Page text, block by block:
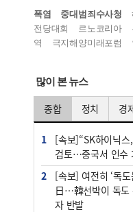
폭염 중대범죄수사청
전당대회
르노코리아
역
극지해양미래포럼
많이 본 뉴스
종합 정치 경
1
[속보]“SK하이닉
검토…중국서 인수
2
[속보] 여전히 ‘독
日…韓선박이 독도
자 반발